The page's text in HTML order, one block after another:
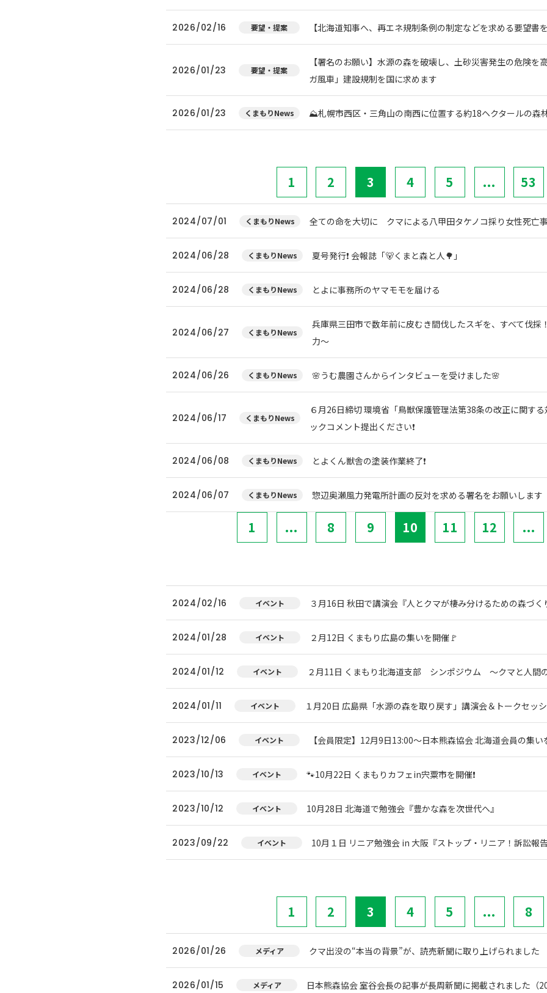
2026/02/16 要望・提案 【北海道知事へ、再エネ規制条例の制定などを求める要望書
2026/01/23 要望・提案
【署名のお願い】水源の森を破壊し、土砂災害発生の危険を
ガ風車」建設規制を国に求めます
2026/01/23 くまもりNews ⛰️札幌市西区・三角山の南西に位置する約18ヘクタールの森
1 2 3 4 5 ... 53
2024/07/01 くまもりNews 全ての命を大切に クマによる八甲田タケノコ採り女性死亡
2024/06/28 くまもりNews 夏号発行❗️ 会報誌「🐻くまと森と人🌳」
2024/06/28 くまもりNews とよに事務所のヤマモモを届ける
2024/06/27 くまもりNews
兵庫県三田市で数年前に皮むき間伐したスギを、すべて伐採
力～
2024/06/26 くまもりNews 🌸うむ農園さんからインタビューを受けました🌸
2024/06/17 くまもりNews
６月26日締切 環境省「鳥獣保護管理法第38条の改正に関す
ックコメント提出ください❗
2024/06/08 くまもりNews とよくん獣舎の塗装作業終了❗
2024/06/07 くまもりNews 惣辺奥瀬風力発電所計画の反対を求める署名をお願いします
1 ... 8 9 10 11 12 ...
2024/02/16 イベント ３月16日 秋田で講演会『人とクマが棲み分けるための森づく
2024/01/28 イベント ２月12日 くまもり広島の集いを開催🚩
2024/01/12 イベント ２月11日 くまもり北海道支部 シンポジウム ～クマと人間
2024/01/11 イベント １月20日 広島県「水源の森を取り戻す」講演会＆トークセッ
2023/12/06 イベント 【会員限定】12月9日13:00～日本熊森協会 北海道会員の集い
2023/10/13 イベント 🐾10月22日 くまもりカフェin宍粟市を開催❗
2023/10/12 イベント 10月28日 北海道で勉強会『豊かな森を次世代へ』
2023/09/22 イベント 10月１日 リニア勉強会 in 大阪『ストップ・リニア！訴訟報告
1 2 3 4 5 ... 8
2026/01/26 メディア クマ出没の“本当の背景”が、読売新聞に取り上げられました
2026/01/15 メディア 日本熊森協会 室谷会長の記事が長周新聞に掲載されました（